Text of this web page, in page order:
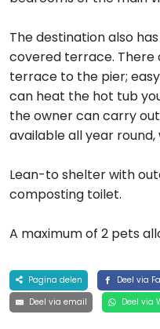
The destination also
covered terrace. There
terrace to the pier;
can heat the hot tub
the owner can carry
available all year
Lean-to shelter with
composting toilet.
A maximum of 2 pets
Pagina delen Deel via
Deel via email
Deel via